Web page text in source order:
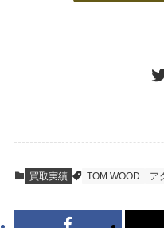
査定結果
到着即日に査定い
ツイ
買取実績 TOM WOOD ア